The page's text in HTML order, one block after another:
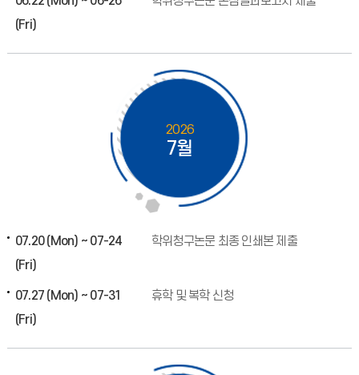
(Fri)
2026
7월
07.20 (Mon) ~ 07-24
(Fri)
학위청구논문 최종 인쇄본 제출
07.27 (Mon) ~ 07-31
(Fri)
휴학 및 복학 신청